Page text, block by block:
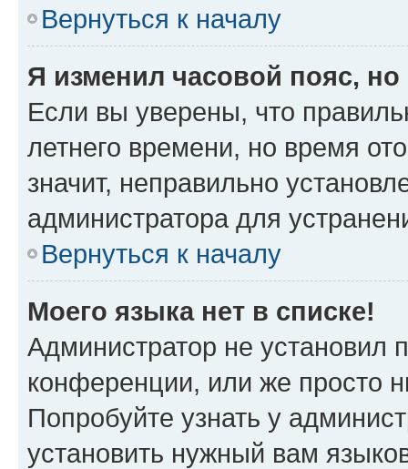
Вернуться к началу
Я изменил часовой пояс,
Если вы уверены, что
летнего времени, но время
значит, неправильно
администратора для
Вернуться к началу
Моего языка нет в списке!
Администратор не установил
конференции, или же просто
Попробуйте узнать у
установить нужный вам